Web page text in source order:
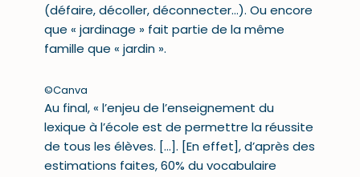
(défaire, décoller, déconnecter…). Ou encore
que « jardinage » fait partie de la même
famille que « jardin ».
©Canva
Au final, « l’enjeu de l’enseignement du
lexique à l’école est de permettre la réussite
de tous les élèves. […]. [En effet], d’après des
estimations faites, 60% du vocabulaire